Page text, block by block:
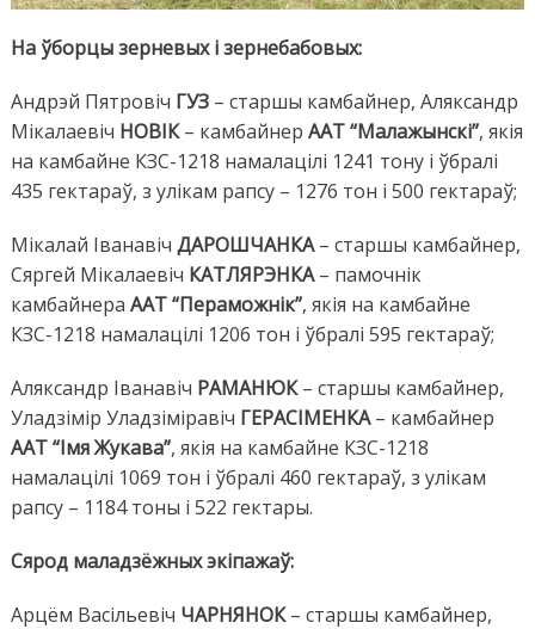
На ўборцы зерневых і зернебабовых:
Андрэй Пятровіч ГУЗ– старшы камбайнер, Аляксандр
Мікалаевіч НОВІК– камбайнер ААТ “Малажынскі”, якія
на камбайне КЗС-1218 намалацілі 1241 тону і ўбралі
435 гектараў, з улікам рапсу – 1276 тон і 500 гектараў;
Мікалай Іванавіч ДАРОШЧАНКА– старшы камбайнер,
Сяргей Мікалаевіч КАТЛЯРЭНКА– памочнік
камбайнера ААТ “Пераможнік”, якія на камбайне
КЗС-1218 намалацілі 1206 тон і ўбралі 595 гектараў;
Аляксандр Іванавіч РАМАНЮК– старшы камбайнер,
Уладзімір Уладзіміравіч ГЕРАСІМЕНКА– камбайнер
ААТ “Імя Жукава”, якія на камбайне КЗС-1218
намалацілі 1069 тон і ўбралі 460 гектараў, з улікам
рапсу – 1184 тоны і 522 гектары.
Сярод маладзёжных экіпажаў:
Арцём Васільевіч ЧАРНЯНОК– старшы камбайнер,